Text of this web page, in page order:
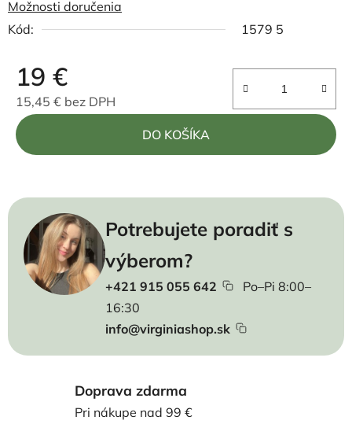
Možnosti doručenia
Kód:
1579 5
19 €
15,45 € bez DPH
Jednotková cena:
DO KOŠÍKA
Potrebujete poradiť s
výberom?
+421 915 055 642
Po–Pi 8:00–
16:30
info@virginiashop.sk
Doprava zdarma
Pri nákupe nad 99 €